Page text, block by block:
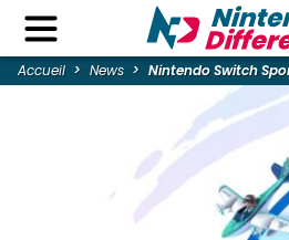
Accueil News Nintendo Switch